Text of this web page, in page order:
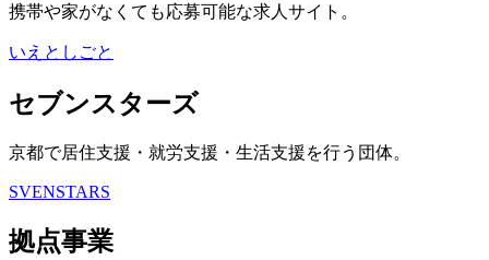
携帯や家がなくても応募可能な求人サイト。
いえとしごと
セブンスターズ
京都で居住支援・就労支援・生活支援を行う団体。
SVENSTARS
拠点事業